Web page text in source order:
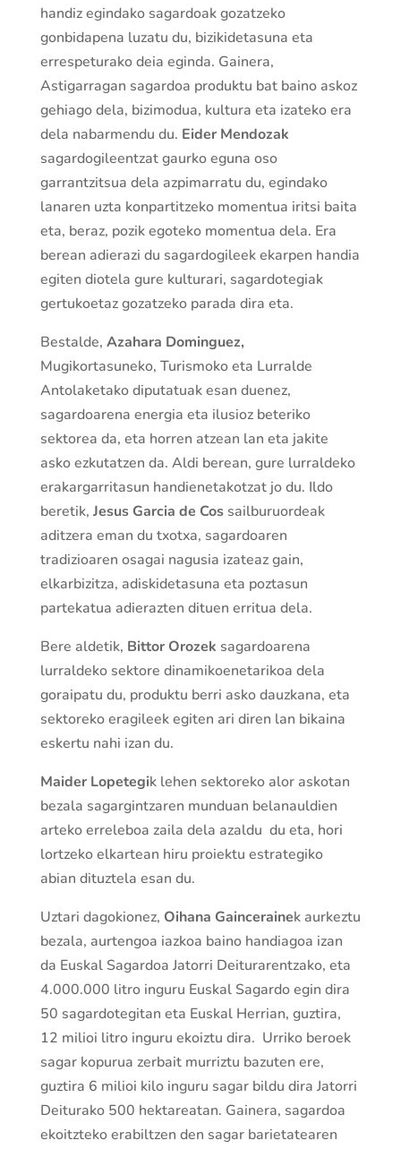
handiz egindako sagardoak gozatzeko
gonbidapena luzatu du, bizikidetasuna eta
errespeturako deia eginda. Gainera,
Astigarragan sagardoa produktu bat baino askoz
gehiago dela, bizimodua, kultura eta izateko era
dela nabarmendu du. Eider Mendozak
sagardogileentzat gaurko eguna oso
garrantzitsua dela azpimarratu du, egindako
lanaren uzta konpartitzeko momentua iritsi baita
eta, beraz, pozik egoteko momentua dela. Era
berean adierazi du sagardogileek ekarpen handia
egiten diotela gure kulturari, sagardotegiak
gertukoetaz gozatzeko parada dira eta.
Bestalde, Azahara Dominguez,
Mugikortasuneko, Turismoko eta Lurralde
Antolaketako diputatuak esan duenez,
sagardoarena energia eta ilusioz beteriko
sektorea da, eta horren atzean lan eta jakite
asko ezkutatzen da. Aldi berean, gure lurraldeko
erakargarritasun handienetakotzat jo du. Ildo
beretik, Jesus Garcia de Cossailburuordeak
aditzera eman du txotxa, sagardoaren
tradizioaren osagai nagusia izateaz gain,
elkarbizitza, adiskidetasuna eta poztasun
partekatua adierazten dituen erritua dela.
Bere aldetik, Bittor Orozek sagardoarena
lurraldeko sektore dinamikoenetarikoa dela
goraipatu du, produktu berri asko dauzkana, eta
sektoreko eragileek egiten ari diren lan bikaina
eskertu nahi izan du.
Maider Lopetegik lehen sektoreko alor askotan
bezala sagargintzaren munduan belanauldien
arteko erreleboa zaila dela azaldu du eta, hori
lortzeko elkartean hiru proiektu estrategiko
abian dituztela esan du.
Uztari dagokionez, Oihana Gaincerainek aurkeztu
bezala, aurtengoa iazkoa baino handiagoa izan
da Euskal Sagardoa Jatorri Deiturarentzako, eta
4.000.000 litro inguru Euskal Sagardo egin dira
50 sagardotegitan eta Euskal Herrian, guztira,
12 milioi litro inguru ekoiztu dira. Urriko beroek
sagar kopurua zerbait murriztu bazuten ere,
guztira 6 milioi kilo inguru sagar bildu dira Jatorri
Deiturako 500 hektareatan. Gainera, sagardoa
ekoitzteko erabiltzen den sagar barietatearen